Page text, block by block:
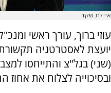
איילת שקד
יועצת לאסטרטגיה
(שני) בגל"צ והתייחסו
ובסיכוייה לצלוח את אחוז